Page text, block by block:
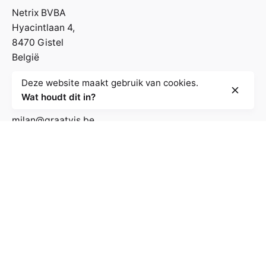
Netrix BVBA
Hyacintlaan 4,
8470 Gistel
België
Contactgegevens
milan@graatvis.be
Deze website maakt gebruik van cookies.
Wat houdt dit in?